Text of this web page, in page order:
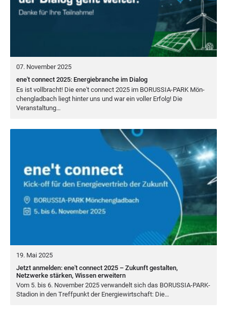
07. November 2025
ene't connect 2025: Energiebranche im Dialog
Es ist voll­bracht! Die ene't con­nect 2025 im BORUS­SIA-PARK Mön­
chen­glad­bach liegt hin­ter uns und war ein vol­ler Erfolg! Die
Veranstaltung…
19. Mai 2025
Jetzt anmelden: ene't connect 2025 – Zukunft gestalten,
Netzwerke stärken, Wissen erweitern
Vom 5. bis 6. Novem­ber2025 ver­wan­delt sich das BORUS­SIA-PARK-
Sta­di­on in den Treff­punkt der Ener­gie­wirt­schaft: Die…